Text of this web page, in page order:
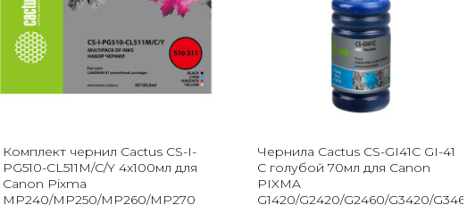
Комплект чернил Cactus CS-I-
PG510-CL511M/C/Y 4x100мл для
Canon Pixma
MP240/MP250/MP260/MP270
Чернила Cactus CS-GI41C GI-41
C голубой 70мл для Canon
PIXMA
G1420/G2420/G2460/G3420/G3460